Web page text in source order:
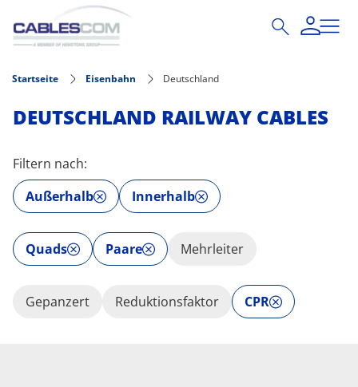
Direkt zum Inhalt
Startseite Eisenbahn Deutschland
DEUTSCHLAND RAILWAY CABLES
Filtern nach:
Außerhalb
Innerhalb
Quads Paare Mehrleiter
Gepanzert Reduktionsfaktor CPR